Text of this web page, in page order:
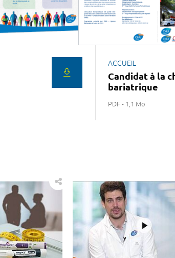
ACCUEIL
Candidat à la
bariatrique
PDF - 1,1 Mo